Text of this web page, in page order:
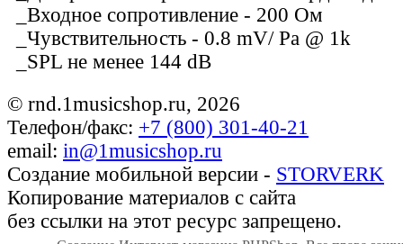
_Входное сопротивление - 200 Ом
_Чувствительность - 0.8 mV/ Pa @ 1k
_SPL не менее 144 dB
© rnd.1musicshop.ru, 2026
Телефон/факс: +7 (800) 301-40-21
email: in@1musicshop.ru
Создание мобильной версии - STORVERK
Копирование материалов с сайта
без ссылки на этот ресурс запрещено.